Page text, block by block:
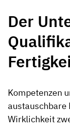
Der
Kompetenzen
austauschbare
Wirklichkeit